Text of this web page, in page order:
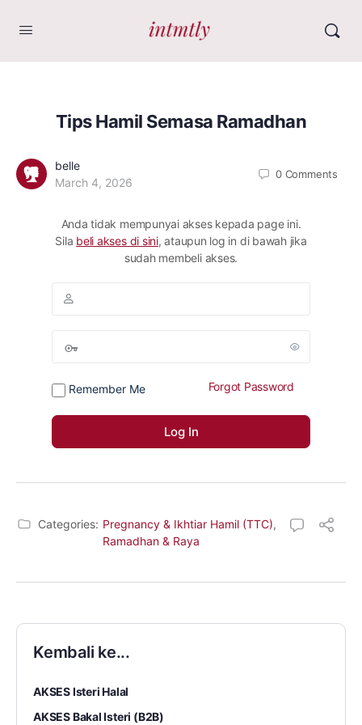
Tips Hamil Semasa Ramadhan
belle
March 4, 2026
0 Comments
Anda tidak mempunyai akses kepada page ini.
Sila beli akses di sini, ataupun log in di bawah jika
sudah membeli akses.
Remember Me Forgot Password
Categories: Pregnancy & Ikhtiar Hamil (TTC),
Ramadhan & Raya
Kembali ke...
AKSES Isteri Halal
AKSES Bakal Isteri (B2B)